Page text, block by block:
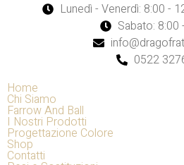
Lunedì - Venerdì: 8:00 -
Sabato: 8:00
0522
Home
Chi Siamo
Farrow And Ball
I Nostri Prodotti
Progettazione Colore
Shop
Contatti